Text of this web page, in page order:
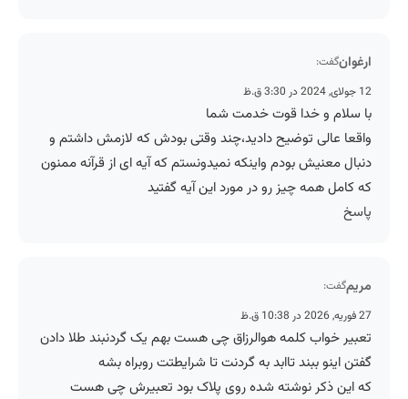
ارغوانگفت:
12 جولای, 2024 در 3:30 ق.ظ
با سلام و خدا قوت خدمت شما
واقعا عالی توضیح دادید،چند وقتی بودش که لازمش داشتم و
دنبال معنیش بودم واینکه نمیدونستم که آیه ای از قرآنه ممنون
که کامل همه چیز رو در مورد این آیه گفتید
پاسخ
مریمگفت:
27 فوریه, 2026 در 10:38 ق.ظ
تعبیر خواب کلمه هوالرزاق چی هست بهم یک گردنبند طلا دادن
گفتن اینو ببند تاابد به گردنت تا شرایطتت روبراه بشه
که این ذکر نوشته شده روی پلاک بود تعبیرش چی هست